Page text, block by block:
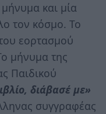
και μία
τον κόσμο. Το
εορτασμού
μήνυμα της
Παιδικού
διάβασέ με»
συγγραφέας